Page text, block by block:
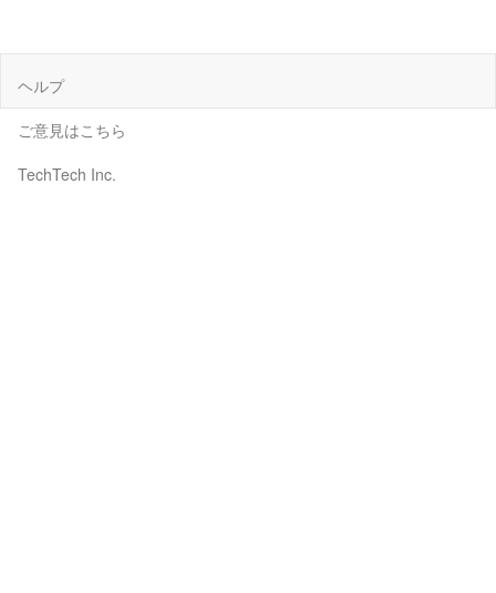
ヘルプ
ご意見はこちら
TechTech Inc.